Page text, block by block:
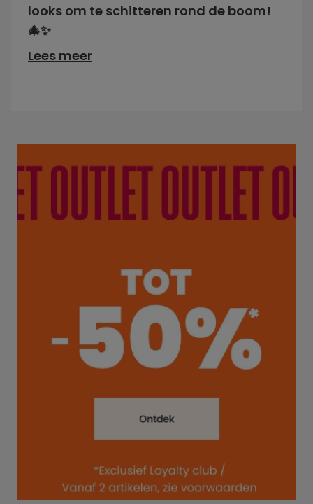
looks om te schitteren rond de boom!
🎄✨
Lees meer